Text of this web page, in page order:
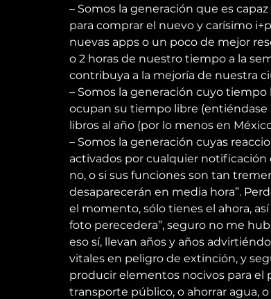
– Somos la generación que es
para comprar el nuevo y carísimo
nuevas apps o un poco de mejor
o 2 horas de nuestro tiempo a la
contribuya a la mejoría de nuestra
– Somos la generación cuyo
ocupan su tiempo libre (entiéndase
libros al año (por lo menos en
– Somos la generación cuyas
activados por cualquier notificación
no, o si sus funciones son tan
desaparecerán en media hora”.
el momento, sólo tienes el ahora,
foto perecedera”, seguro no me
eso sí, llevan años y años
vitales en peligro de extinción, y
producir elementos nocivos para el
transporte público, o ahorrar agua,